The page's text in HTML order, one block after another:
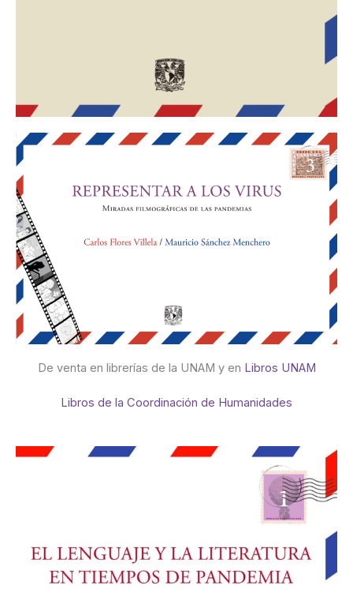
De venta en librerías de la UNAM y en Libros UNAM
Libros de la Coordinación de Humanidades